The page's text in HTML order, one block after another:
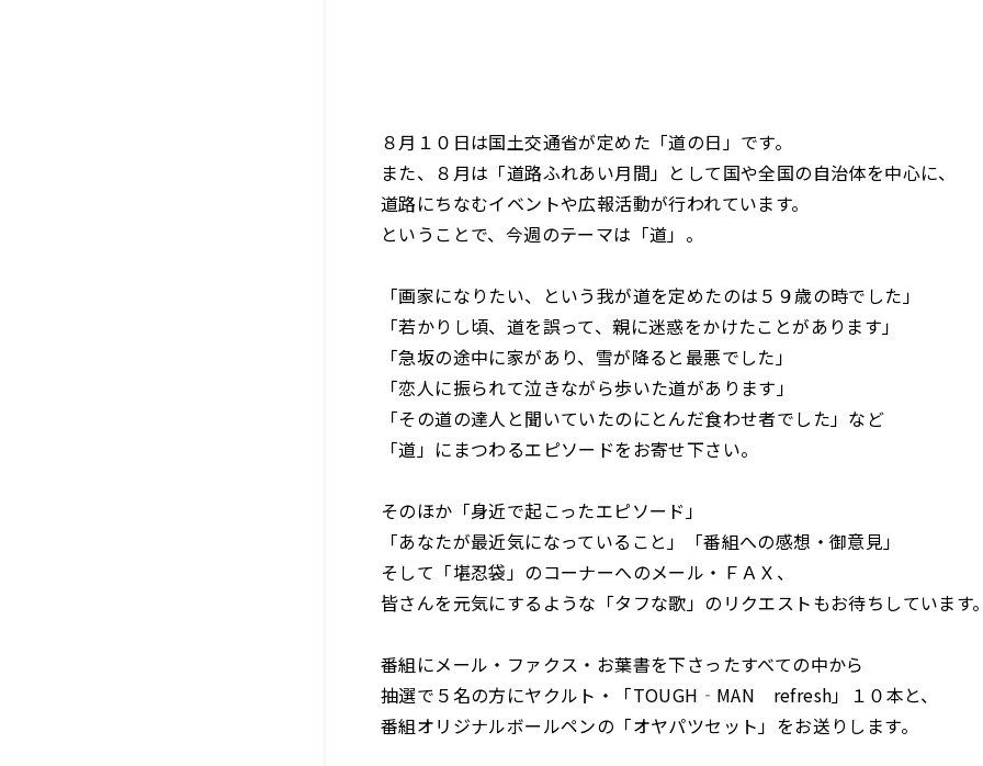
８月１０日は国土交通省が定めた「道の日」です。
また、８月は「道路ふれあい月間」として国や全国の自治体を中心に、
道路にちなむイベントや広報活動が行われています。
ということで、今週のテーマは「道」。
「画家になりたい、という我が道を定めたのは５９歳の時でした」
「若かりし頃、道を誤って、親に迷惑をかけたことがあります」
「急坂の途中に家があり、雪が降ると最悪でした」
「恋人に振られて泣きながら歩いた道があります」
「その道の達人と聞いていたのにとんだ食わせ者でした」など
「道」にまつわるエピソードをお寄せ下さい。
そのほか「身近で起こったエピソード」
「あなたが最近気になっていること」「番組への感想・御意見」
そして「堪忍袋」のコーナーへのメール・ＦＡＸ、
皆さんを元気にするような「タフな歌」のリクエストもお待ちしています
番組にメール・ファクス・お葉書を下さったすべての中から
抽選で５名の方にヤクルト・「TOUGH‐MAN refresh」１０本と、
番組オリジナルボールペンの「オヤパツセット」をお送りします。